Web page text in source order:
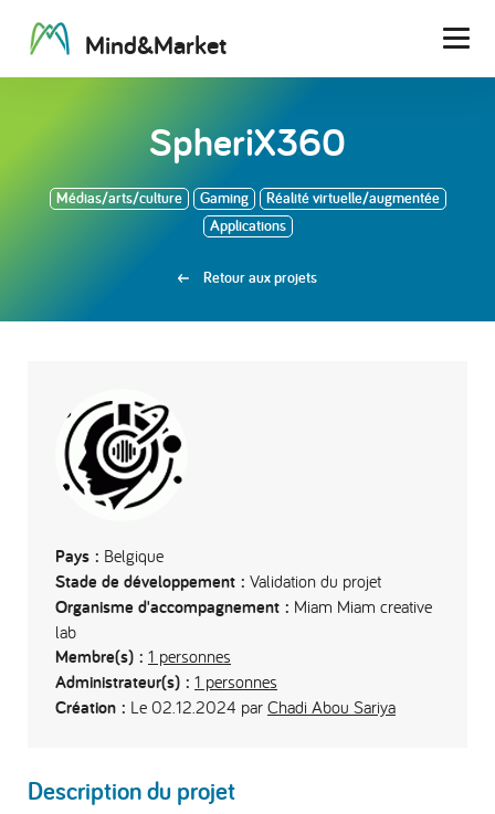
Mind&Market
SpheriX360
Médias/arts/culture Gaming
Réalité virtuelle/augmentée
Applications
Retour aux projets
Pays : Belgique
Stade de développement : Validation du projet
Organisme d'accompagnement : Miam Miam creative
lab
Membre(s) : 1 personnes
Administrateur(s) : 1 personnes
Création : Le 02.12.2024 par Chadi Abou Sariya
Description du projet